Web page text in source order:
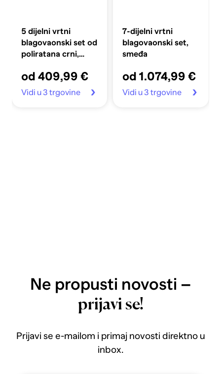
5 dijelni vrtni
blagovaonski set od
poliratana crni,
od 409,99 €
Vidi u 3 trgovine
7-dijelni vrtni
blagovaonski set,
smeđa
od 1.074,99 €
Vidi u 3 trgovine
Ne propusti novosti –
prijavi se!
Prijavi se e-mailom i primaj novosti direktno u
inbox.